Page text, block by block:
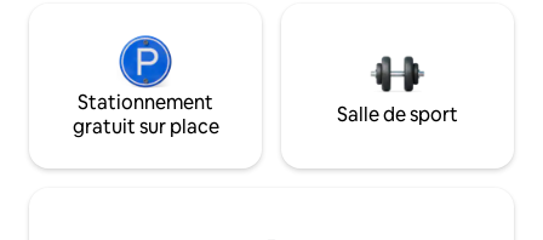
Stationnement
gratuit sur place
Salle de sport